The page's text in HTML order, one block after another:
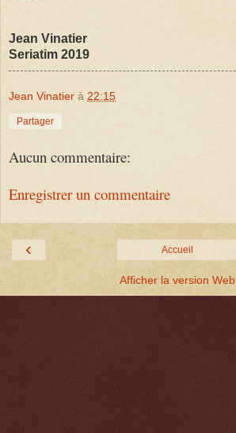
Jean Vinatier
Seriatim 2019
Jean Vinatier à 22:15
Partager
Aucun commentaire:
Enregistrer un commentaire
‹ Accueil
Afficher la version Web